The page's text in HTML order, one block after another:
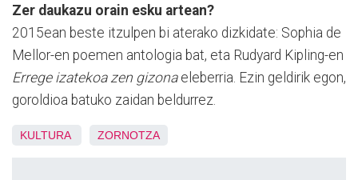
Zer daukazu orain esku artean?
2015ean beste itzulpen bi aterako dizkidate: Sophia de
Mellor-en poemen antologia bat, eta Rudyard Kipling-en
Errege izatekoa zen gizonaeleberria. Ezin geldirik egon,
goroldioa batuko zaidan beldurrez.
KULTURA ZORNOTZA